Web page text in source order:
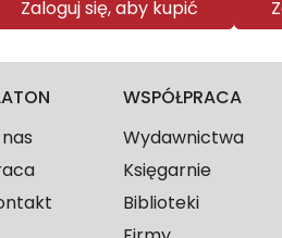
Zaloguj się, aby kupić
WSPÓŁPRACA
Wydawnictwa
Księgarnie
Biblioteki